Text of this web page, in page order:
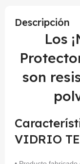
Descripción
Los
son
VIDRIO